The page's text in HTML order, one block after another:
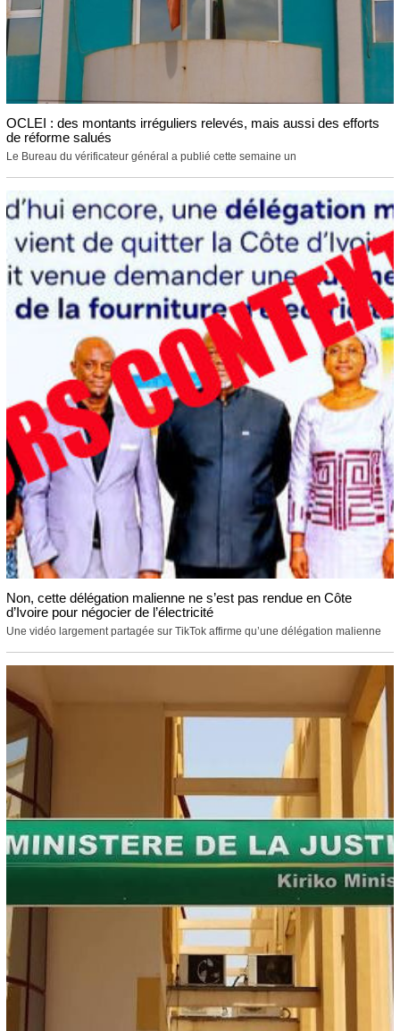
OCLEI : des montants irréguliers relevés, mais aussi des efforts
de réforme salués
Le Bureau du vérificateur général a publié cette semaine un
Non, cette délégation malienne ne s’est pas rendue en Côte
d’Ivoire pour négocier de l’électricité
Une vidéo largement partagée sur TikTok affirme qu’une délégation malienne